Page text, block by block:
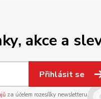
akce a
Přihlásit se
za účelem rozesílky newsletteru.